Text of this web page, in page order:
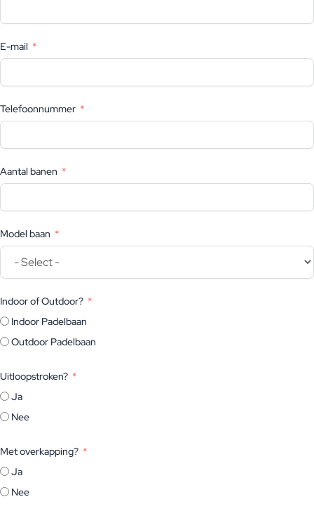
E-mail
Telefoonnummer
Aantal banen
Model baan
Indoor of Outdoor?
Indoor Padelbaan
Outdoor Padelbaan
Uitloopstroken?
Ja
Nee
Met overkapping?
Ja
Nee